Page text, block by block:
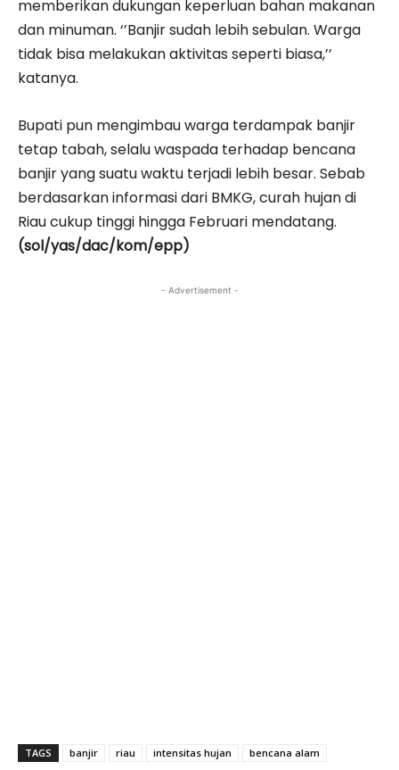
memberikan dukungan keperluan bahan makanan
dan minuman. ‘’Banjir sudah lebih sebulan. Warga
tidak bisa melakukan aktivitas seperti biasa,’’
katanya.
Bupati pun mengimbau warga terdampak banjir
tetap tabah, selalu waspada terhadap bencana
banjir yang suatu waktu terjadi lebih besar. Sebab
berdasarkan informasi dari BMKG, curah hujan di
Riau cukup tinggi hingga Februari mendatang.
(sol/yas/dac/kom/epp)
- Advertisement -
TAGS banjir riau intensitas hujan bencana alam